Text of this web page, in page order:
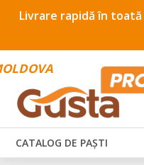
Livrare rapidă în toată
CATALOG DE PAȘTI